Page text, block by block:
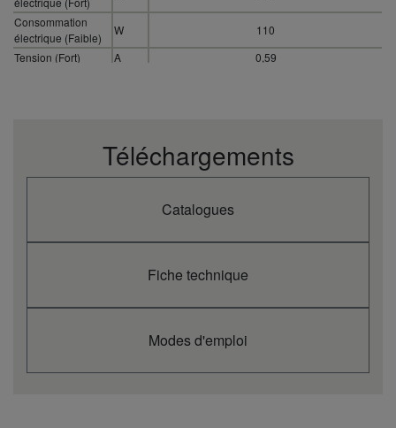
Consommation
électrique (Faible)
W
110
Tension (Fort)
A
0,59
(hauteur)
mm
1500
Pression sonore
Téléchargements
Catalogues
Fiche technique
Modes d'emploi